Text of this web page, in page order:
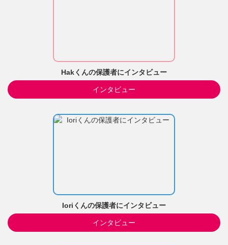
Hakくんの保護者にインタビュー
インタビュー
Ioriくんの保護者にインタビュー
インタビュー